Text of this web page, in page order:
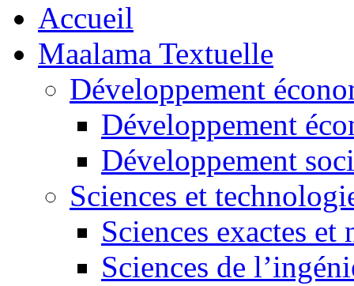
Accueil
Maalama Textuelle
Développement
Développement
Développement
Sciences et
Sciences exactes et
Sciences de